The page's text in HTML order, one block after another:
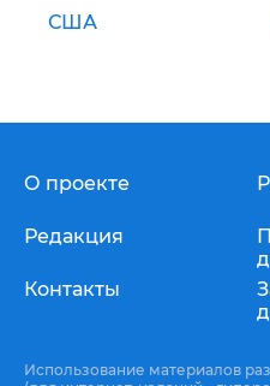
США
О проекте
Редакция
Контакты
Использование материалов